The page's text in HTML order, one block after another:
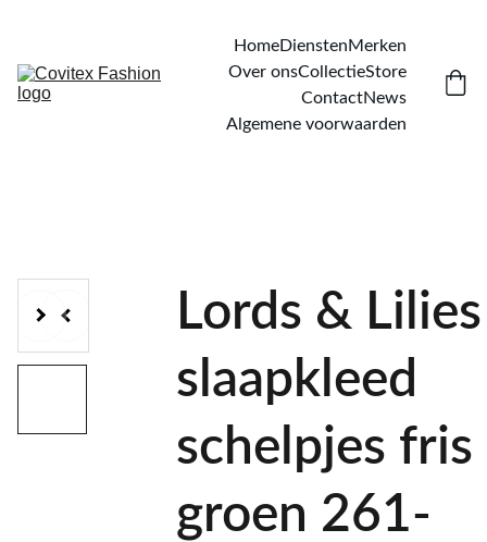
HomeDienstenMerken
Over onsCollectieStore
ContactNews
Algemene voorwaarden
Lords & Lilies
slaapkleed
schelpjes fris
groen 261-